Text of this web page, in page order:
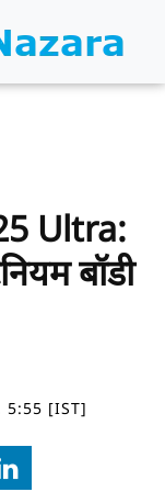
Ultra:
बॉडी
5:55 [IST]